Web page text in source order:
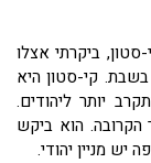
ביקרתי אצלו
קי-סטון היא
יותר ליהודים.
הקרובה. הוא ביקש
מניין יהודי.